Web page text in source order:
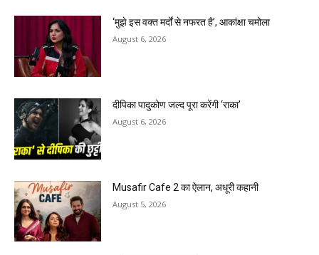
‘मुझे इस वक्त मर्दों से नफरत है’, आकांक्षा चमोला
August 6, 2026
दीपिका पादुकोण जल्द पूरा करेंगी ‘राका’
August 6, 2026
Musafir Cafe 2 का ऐलान, अधूरी कहानी
August 5, 2026